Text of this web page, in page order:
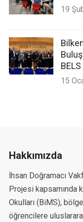
19
15
Hakkımızda
İhsan Doğramacı
Projesi kapsamında
Okulları (BiMS),
öğrencilere